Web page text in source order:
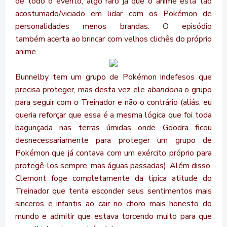
acostumado/viciado em lidar com os Pokémon de
personalidades menos brandas. O episódio
também acerta ao brincar com velhos clichês do próprio
anime.
Bunnelby tem um grupo de Pokémon indefesos que
precisa proteger, mas desta vez ele abandonao grupo
para seguir com o Treinador e não o contrário (aliás, eu
queria reforçar que essa é a mesma lógica que foi toda
bagunçada nas terras úmidas onde Goodra ficou
desnecessariamente para proteger um grupo de
Pokémon que já contava com um exército próprio para
protegê-los sempre, mas águas passadas). Além disso,
Clemont foge completamente da típica atitude do
Treinador que tenta esconder seus sentimentos mais
sinceros e infantis ao cair no choro mais honesto do
mundo e admitir que estava torcendo muito para que